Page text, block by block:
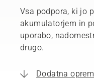
Vsa podpora, ki jo
akumulatorjem in
uporabo,
drugo.
Dodatna